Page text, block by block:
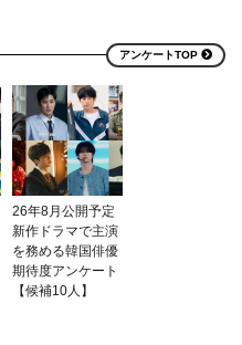
アンケートTOP
26年8月公開予定
新作ドラマで主演
を務める韓国俳優
期待度アンケート
【候補10人】